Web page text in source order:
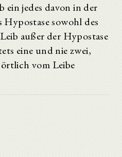
jedes davon in der
Hypostase sowohl des
außer der Hypostase
eine und nie zwei,
vom Leibe